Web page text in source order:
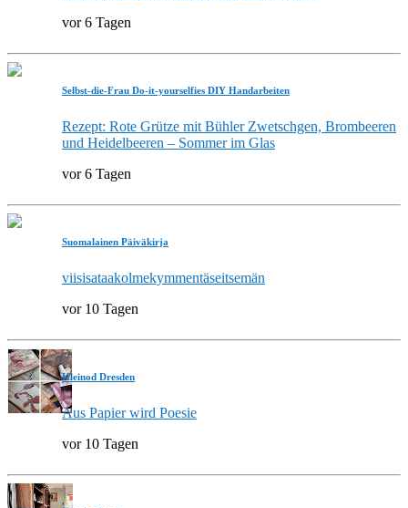
vor 6 Tagen
Selbst-die-Frau Do-it-yourselfies DIY Handarbeiten
Rezept: Rote Grütze mit Bühler Zwetschgen, Brombeeren
und Heidelbeeren – Sommer im Glas
vor 6 Tagen
Suomalainen Päiväkirja
viisisataakolmekymmentäseitsemän
vor 10 Tagen
Kleinod Dresden
Aus Papier wird Poesie
vor 10 Tagen